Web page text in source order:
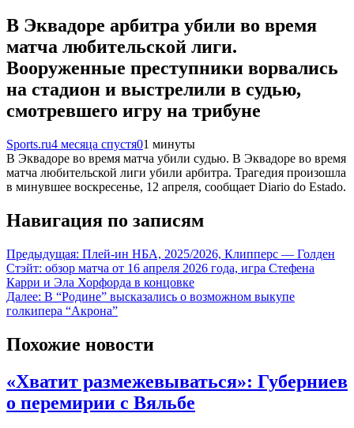
В Эквадоре арбитра убили во время
матча любительской лиги.
Вооруженные преступники ворвались
на стадион и выстрелили в судью,
смотревшего игру на трибуне
Sports.ru4 месяца спустя01 минуты
В Эквадоре во время матча убили судью. В Эквадоре во время
матча любительской лиги убили арбитра. Трагедия произошла
в минувшее воскресенье, 12 апреля, сообщает Diario do Estado.
Навигация по записям
Предыдущая: Плей-ин НБА, 2025/2026, Клипперс — Голден
Стэйт: обзор матча от 16 апреля 2026 года, игра Стефена
Карри и Эла Хорфорда в концовке
Далее: В “Родине” высказались о возможном выкупе
голкипера “Акрона”
Похожие новости
«Хватит размежевываться»: Губерниев
о перемирии с Вяльбе